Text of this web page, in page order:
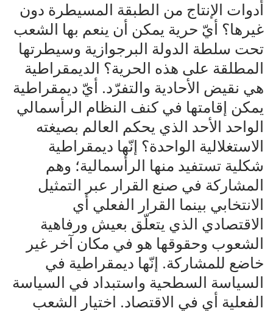
أدوات الإنتاج من الطبقة المسيطرة دون
غيرها؟ أيّ حرية يمكن أن ينعم بها الشعب
تحت سلطة الدولة البرجوازية وسيطرتها
المطلقة على هذه الحرية؟ الديمقراطية
هي نقيض الأحادية والتفرّد. أيّ ديمقراطية
يمكن إقامتها في كنف النظام الرأسمالي
الواحد الأحد الذي يحكم العالم بصيغته
الاستغلالية الواحدة؟ إنّها ديمقراطية
شكلية تستفيد منها الرأسمالية؛ وهم
المشاركة في صنع القرار عبر التمثيل
الانتخابي بينما القرار الفعلي أي
الاقتصادي الذي يتعلّق بعيش ورفاهية
الشعوب وحقوقها هو في مكان آخر غير
خاضع للمشاركة. إنّها ديمقراطية في
السياسة السطحية واستبداد في السياسة
الفعلية أي في الاقتصاد. اختيار الشعب